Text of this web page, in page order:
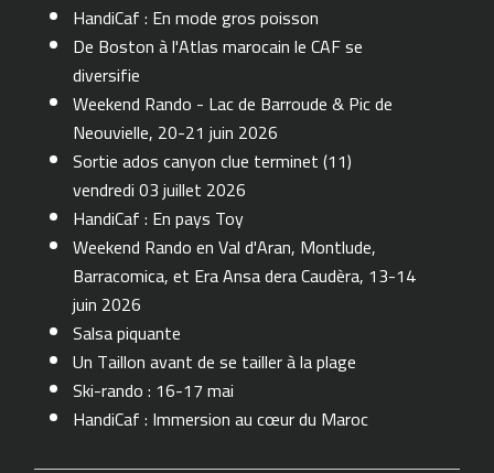
HandiCaf : En mode gros poisson
De Boston à l'Atlas marocain le CAF se
diversifie
Weekend Rando - Lac de Barroude & Pic de
Neouvielle, 20-21 juin 2026
Sortie ados canyon clue terminet (11)
vendredi 03 juillet 2026
HandiCaf : En pays Toy
Weekend Rando en Val d'Aran, Montlude,
Barracomica, et Era Ansa dera Caudèra, 13-14
juin 2026
Salsa piquante
Un Taillon avant de se tailler à la plage
Ski-rando : 16-17 mai
HandiCaf : Immersion au cœur du Maroc